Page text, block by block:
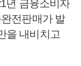
년 금융소비자
전판매가 발
을 내비치고